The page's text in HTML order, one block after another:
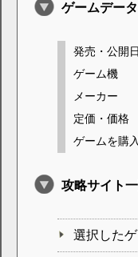
ゲームデータ
発売・公開日
ゲーム機
メーカー
定価・価格
ゲームを購入
攻略サイト
選択した